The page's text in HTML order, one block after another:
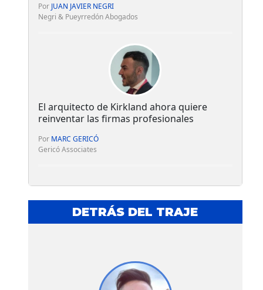
Por JUAN JAVIER NEGRI
Negri & Pueyrredón Abogados
El arquitecto de Kirkland ahora quiere
reinventar las firmas profesionales
Por MARC GERICÓ
Gericó Associates
DETRÁS DEL TRAJE